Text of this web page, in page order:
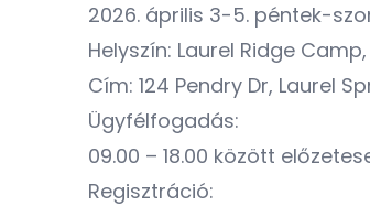
2026. április 3-5. péntek-
Helyszín: Laurel Ridge
Cím: 124 Pendry Dr, Laurel
Ügyfélfogadás:
09.00 – 18.00 között
Regisztráció: